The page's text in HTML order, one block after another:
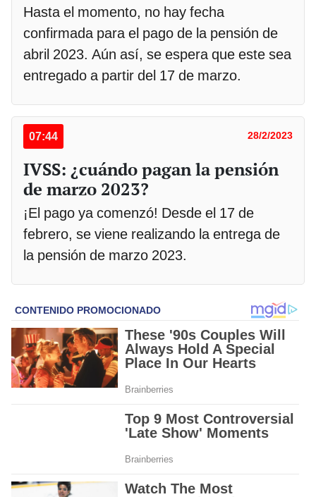
Hasta el momento, no hay fecha
confirmada para el pago de la pensión de
abril 2023. Aún así, se espera que este sea
entregado a partir del 17 de marzo.
07:44 28/2/2023
IVSS: ¿cuándo pagan la pensión
de marzo 2023?
¡El pago ya comenzó! Desde el 17 de
febrero, se viene realizando la entrega de
la pensión de marzo 2023.